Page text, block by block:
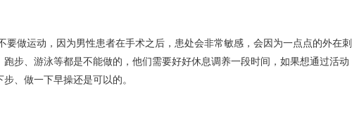
要做运动，因为男性患者在手术之后，患处会非常敏感，会因为一点点的外在刺
步、游泳等都是不能做的，他们需要好好休息调养一段时间，如果想通过活动
、做一下早操还是可以的。